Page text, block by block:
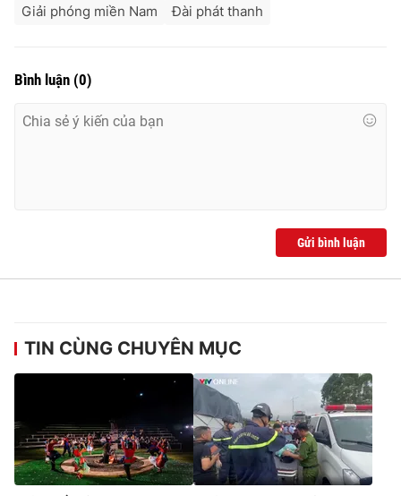
Giải phóng miền Nam
Đài phát thanh
Bình luận (0)
Gửi bình luận
TIN CÙNG CHUYÊN MỤC